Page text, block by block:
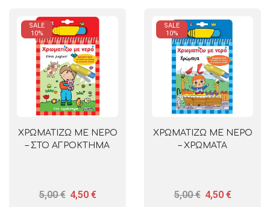
SALE
10%
ΧΡΩΜΑΤΙΖΩ ΜΕ ΝΕΡΟ
– ΣΤΟ ΑΓΡΟΚΤΗΜΑ
5,00€ 4,50 €
SALE
10%
ΧΡΩΜΑΤΙΖΩ ΜΕ ΝΕΡΟ
– ΧΡΩΜΑΤΑ
5,00€ 4,50 €